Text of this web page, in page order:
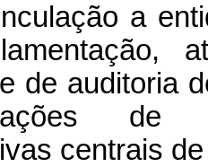
a
de auditoria
de
centrais